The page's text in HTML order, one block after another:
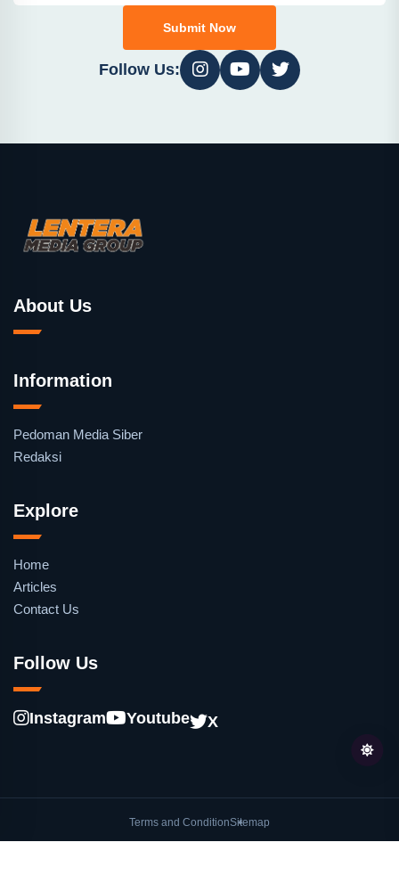
Submit Now
Follow Us:
About Us
Information
Pedoman Media Siber
Redaksi
Explore
Home
Articles
Contact Us
Follow Us
Instagram Youtube X
Terms and ConditionSitemap